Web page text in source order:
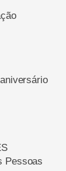
Pessoas